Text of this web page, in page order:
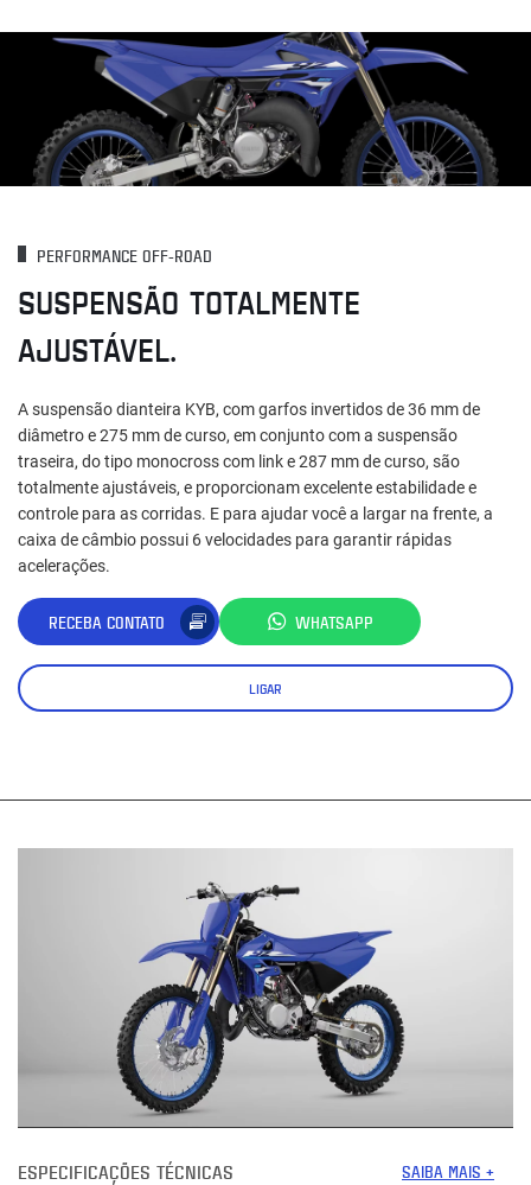
PERFORMANCE OFF-ROAD
SUSPENSÃO TOTALMENTE
AJUSTÁVEL.
A suspensão dianteira KYB, com garfos invertidos de 36 mm de
diâmetro e 275 mm de curso, em conjunto com a suspensão
traseira, do tipo monocross com link e 287 mm de curso, são
totalmente ajustáveis, e proporcionam excelente estabilidade e
controle para as corridas. E para ajudar você a largar na frente, a
caixa de câmbio possui 6 velocidades para garantir rápidas
acelerações.
RECEBA CONTATO WHATSAPP
LIGAR
ESPECIFICAÇÕES TÉCNICAS SAIBA MAIS +